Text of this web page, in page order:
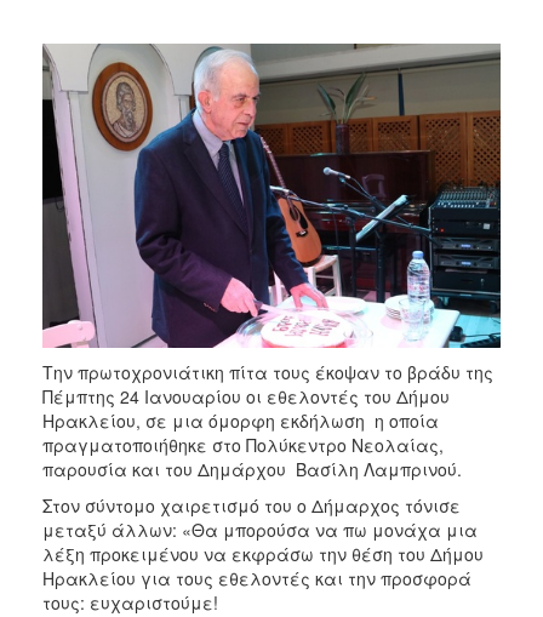
2015
2013
2012
2011
ΤΟΠΟΣ
ΠΟΛΙΤΙΣΜΟΣ
ΑΝΘΕΚΤΙΚΗ
ΠΟΛΗ
Την πρωτοχρονιάτικη πίτα τους έκοψαν το βράδυ της
Πέμπτης 24 Ιανουαρίου οι εθελοντές του Δήμου
Ηρακλείου, σε μια όμορφη εκδήλωση η οποία
πραγματοποιήθηκε στο Πολύκεντρο Νεολαίας,
παρουσία και του Δημάρχου Βασίλη Λαμπρινού.
Στον σύντομο χαιρετισμό του ο Δήμαρχος τόνισε
μεταξύ άλλων: «Θα μπορούσα να πω μονάχα μια
λέξη προκειμένου να εκφράσω την θέση του Δήμου
Ηρακλείου για τους εθελοντές και την προσφορά
τους: ευχαριστούμε!